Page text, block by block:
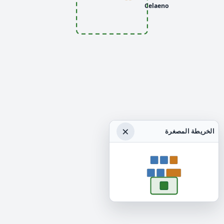
Celaeno
الخريطة المصغرة ×